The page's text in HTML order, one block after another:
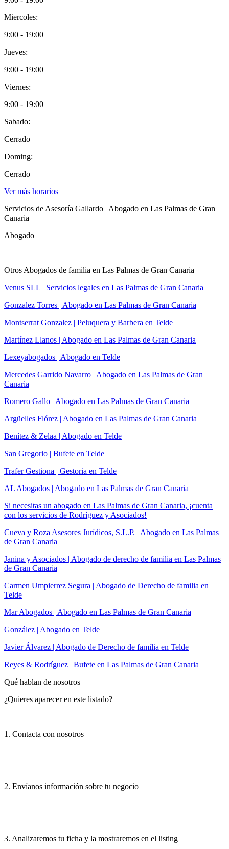
Miercoles:
9:00 - 19:00
Jueves:
9:00 - 19:00
Viernes:
9:00 - 19:00
Sabado:
Cerrado
Doming:
Cerrado
Ver más horarios
Servicios de Asesoría Gallardo | Abogado en Las Palmas de Gran
Canaria
Abogado
Otros Abogados de familia en Las Palmas de Gran Canaria
Venus SLL | Servicios legales en Las Palmas de Gran Canaria
Gonzalez Torres | Abogado en Las Palmas de Gran Canaria
Montserrat Gonzalez | Peluquera y Barbera en Telde
Martínez Llanos | Abogado en Las Palmas de Gran Canaria
Lexeyabogados | Abogado en Telde
Mercedes Garrido Navarro | Abogado en Las Palmas de Gran
Canaria
Romero Gallo | Abogado en Las Palmas de Gran Canaria
Argüelles Flórez | Abogado en Las Palmas de Gran Canaria
Benítez & Zelaa | Abogado en Telde
San Gregorio | Bufete en Telde
Trafer Gestiona | Gestoria en Telde
AL Abogados | Abogado en Las Palmas de Gran Canaria
Si necesitas un abogado en Las Palmas de Gran Canaria, ¡cuenta
con los servicios de Rodríguez y Asociados!
Cueva y Roza Asesores Jurídicos, S.L.P. | Abogado en Las Palmas
de Gran Canaria
Janina y Asociados | Abogado de derecho de familia en Las Palmas
de Gran Canaria
Carmen Umpierrez Segura | Abogado de Derecho de familia en
Telde
Mar Abogados | Abogado en Las Palmas de Gran Canaria
González | Abogado en Telde
Javier Álvarez | Abogado de Derecho de familia en Telde
Reyes & Rodríguez | Bufete en Las Palmas de Gran Canaria
Qué hablan de nosotros
¿Quieres aparecer en este listado?
1. Contacta con nosotros
2. Envíanos información sobre tu negocio
3. Analizaremos tu ficha y la mostraremos en el listing